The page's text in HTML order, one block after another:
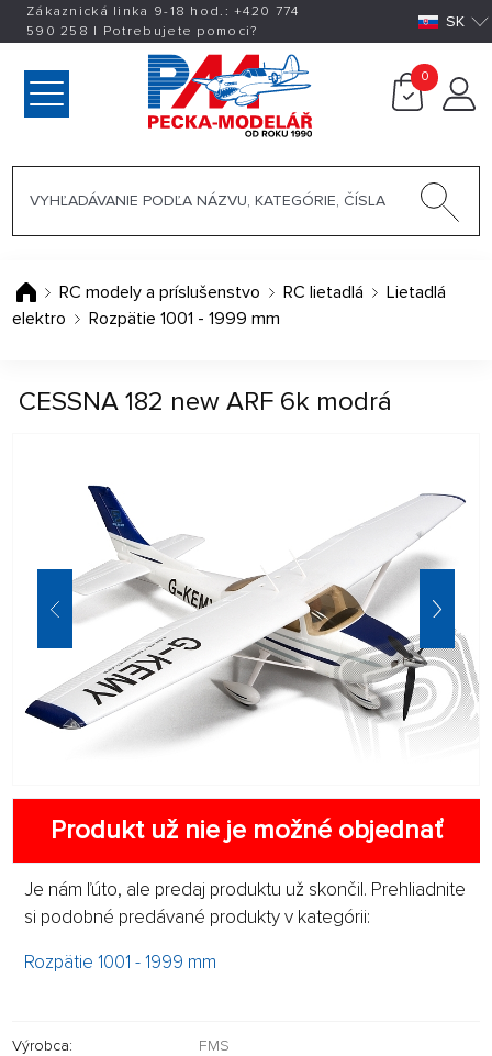
Zákaznická linka 9-18 hod.:+420 774
590 258 | Potrebujete pomoci? SK
0
RC modely a príslušenstvo RC lietadlá
Lietadlá
elektro
Rozpätie 1001 - 1999 mm
CESSNA 182 new ARF 6k modrá
Produkt už nie je možné objednať
Je nám ľúto, ale predaj produktu už skončil. Prehliadnite
si podobné predávané produkty v kategórii:
Rozpätie 1001 - 1999 mm
Výrobca: FMS